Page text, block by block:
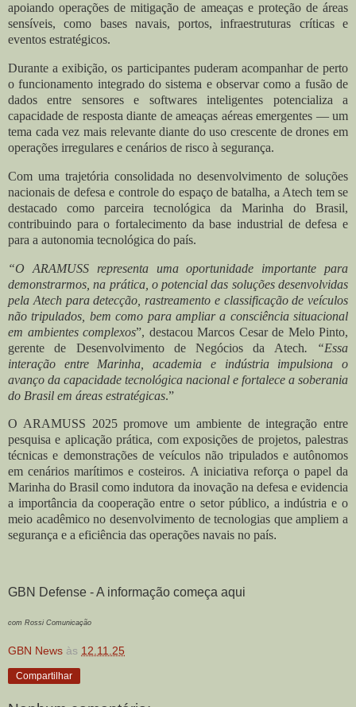
apoiando operações de mitigação de ameaças e proteção de áreas
sensíveis, como bases navais, portos, infraestruturas críticas e
eventos estratégicos.
Durante a exibição, os participantes puderam acompanhar de perto
o funcionamento integrado do sistema e observar como a fusão de
dados entre sensores e softwares inteligentes potencializa a
capacidade de resposta diante de ameaças aéreas emergentes — um
tema cada vez mais relevante diante do uso crescente de drones em
operações irregulares e cenários de risco à segurança.
Com uma trajetória consolidada no desenvolvimento de soluções
nacionais de defesa e controle do espaço de batalha, a Atech tem se
destacado como parceira tecnológica da Marinha do Brasil,
contribuindo para o fortalecimento da base industrial de defesa e
para a autonomia tecnológica do país.
“O ARAMUSS representa uma oportunidade importante para
demonstrarmos, na prática, o potencial das soluções desenvolvidas
pela Atech para detecção, rastreamento e classificação de veículos
não tripulados, bem como para ampliar a consciência situacional
em ambientes complexos”, destacou Marcos Cesar de Melo Pinto,
gerente de Desenvolvimento de Negócios da Atech. “Essa
interação entre Marinha, academia e indústria impulsiona o
avanço da capacidade tecnológica nacional e fortalece a soberania
do Brasil em áreas estratégicas.”
O ARAMUSS 2025 promove um ambiente de integração entre
pesquisa e aplicação prática, com exposições de projetos, palestras
técnicas e demonstrações de veículos não tripulados e autônomos
em cenários marítimos e costeiros. A iniciativa reforça o papel da
Marinha do Brasil como indutora da inovação na defesa e evidencia
a importância da cooperação entre o setor público, a indústria e o
meio acadêmico no desenvolvimento de tecnologias que ampliem a
segurança e a eficiência das operações navais no país.
GBN Defense - A informação começa aqui
com Rossi Comunicação
GBN News às 12.11.25
Compartilhar